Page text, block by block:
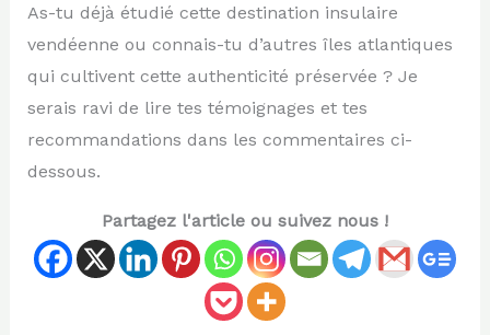
As-tu déjà étudié cette destination insulaire
vendéenne ou connais-tu d’autres îles atlantiques
qui cultivent cette authenticité préservée ? Je
serais ravi de lire tes témoignages et tes
recommandations dans les commentaires ci-
dessous.
Partagez l'article ou suivez nous !